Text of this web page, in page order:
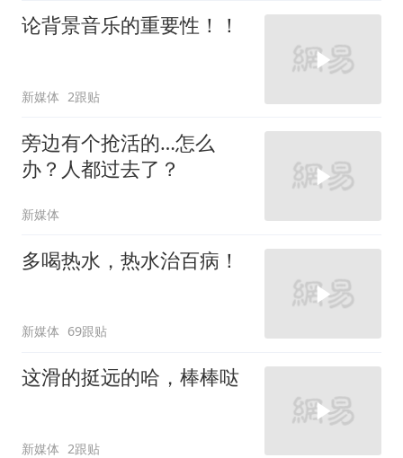
论背景音乐的重要性！！
新媒体 2跟贴
旁边有个抢活的…怎么
办？人都过去了？
新媒体
多喝热水，热水治百病！
新媒体 69跟贴
这滑的挺远的哈，棒棒哒
新媒体 2跟贴